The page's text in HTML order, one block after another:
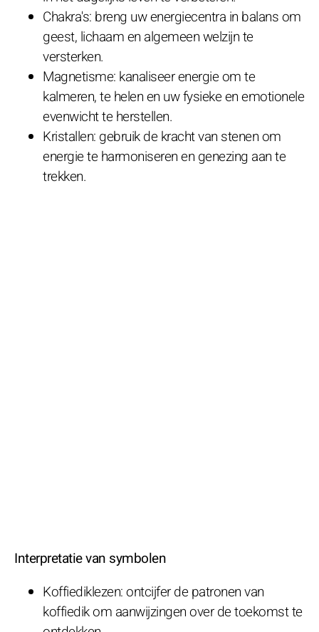
Chakra's: breng uw energiecentra in balans om
geest, lichaam en algemeen welzijn te
versterken.
Magnetisme: kanaliseer energie om te
kalmeren, te helen en uw fysieke en emotionele
evenwicht te herstellen.
Kristallen: gebruik de kracht van stenen om
energie te harmoniseren en genezing aan te
trekken.
Interpretatie van symbolen
Koffiediklezen: ontcijfer de patronen van
koffiedik om aanwijzingen over de toekomst te